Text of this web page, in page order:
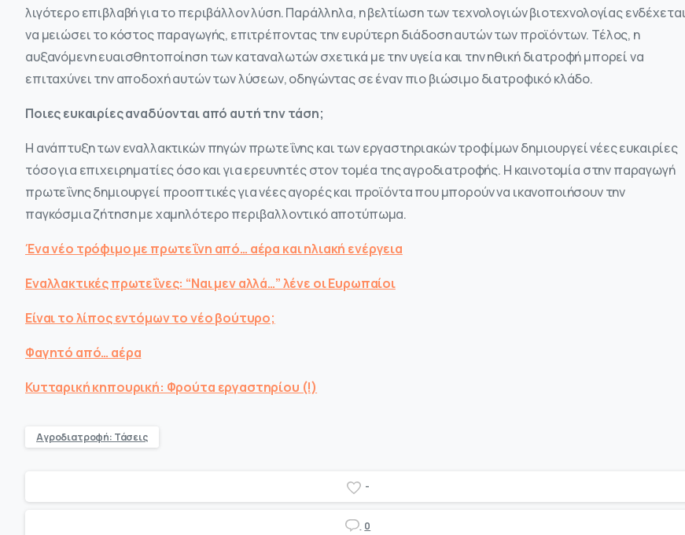
λιγότερο επιβλαβή για το περιβάλλον λύση. Παράλληλα, η βελτίωση των τεχνολογιών βιοτεχνολογίας ενδέχεται
να μειώσει το κόστος παραγωγής, επιτρέποντας την ευρύτερη διάδοση αυτών των προϊόντων. Τέλος, η
αυξανόμενη ευαισθητοποίηση των καταναλωτών σχετικά με την υγεία και την ηθική διατροφή μπορεί να
επιταχύνει την αποδοχή αυτών των λύσεων, οδηγώντας σε έναν πιο βιώσιμο διατροφικό κλάδο.
Ποιες ευκαιρίες αναδύονται από αυτή την τάση;
Η ανάπτυξη των εναλλακτικών πηγών πρωτεΐνης και των εργαστηριακών τροφίμων δημιουργεί νέες ευκαιρίες
τόσο για επιχειρηματίες όσο και για ερευνητές στον τομέα της αγροδιατροφής. Η καινοτομία στην παραγωγή
πρωτεΐνης δημιουργεί προοπτικές για νέες αγορές και προϊόντα που μπορούν να ικανοποιήσουν την
παγκόσμια ζήτηση με χαμηλότερο περιβαλλοντικό αποτύπωμα.
Ένα νέο τρόφιμο με πρωτεΐνη από… αέρα και ηλιακή ενέργεια
Εναλλακτικές πρωτεΐνες: “Ναι μεν αλλά…” λένε οι Ευρωπαίοι
Είναι το λίπος εντόμων το νέο βούτυρο;
Φαγητό από… αέρα
Κυτταρική κηπουρική: Φρούτα εργαστηρίου (!)
Αγροδιατροφή: Τάσεις
-
0